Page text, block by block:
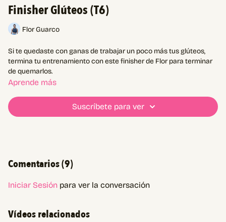
Finisher Glúteos (T6)
Flor Guarco
Si te quedaste con ganas de trabajar un poco más tus glúteos,
termina tu entrenamiento con este finisher de Flor para terminar
de quemarlos.
Aprende más
Suscríbete para ver
Comentarios (9)
Iniciar Sesión para ver la conversación
Vídeos relacionados